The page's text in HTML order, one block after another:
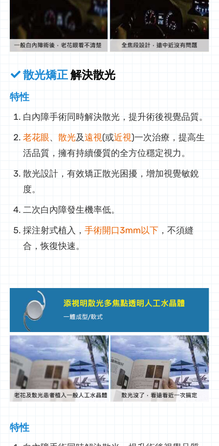
散光矯正解決散光
特性
白內障手術同時解決散光，提升術後視覺品質。
老花眼、 散光及遠視(或近視)一次治療，提高生
活品質，擁有持續優質的全方位穩定視力。
散光設計，有效矯正散光困擾，增加視覺敏銳
度。
二次白內障發生機率低。
採注射式植入， 手術開口3mm以下 ，不須縫
合，恢復快速。
特性